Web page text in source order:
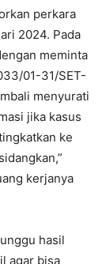
perkara
2024. Pada
meminta
01-31/SET-
menyurati
jika kasus
ke
kerjanya
hasil
agar bisa